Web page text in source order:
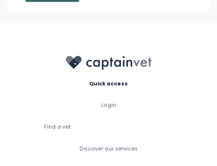
Quick access
Login
Find a vet
Discover our services